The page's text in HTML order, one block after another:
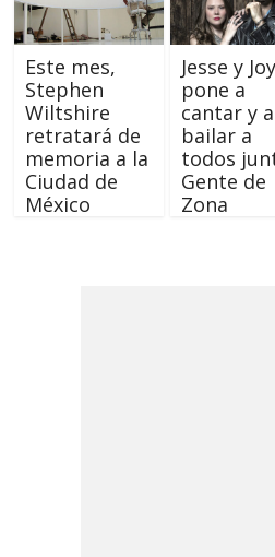
Este mes,
Stephen
Wiltshire
retratará de
memoria a la
Ciudad de
México
Jesse y Joy
pone a
cantar y a
bailar a
todos
Gente de
Zona